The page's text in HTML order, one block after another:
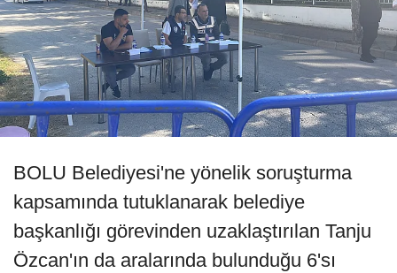
BOLU Belediyesi'ne yönelik soruşturma
kapsamında tutuklanarak belediye
başkanlığı görevinden uzaklaştırılan Tanju
Özcan'ın da aralarında bulunduğu 6'sı